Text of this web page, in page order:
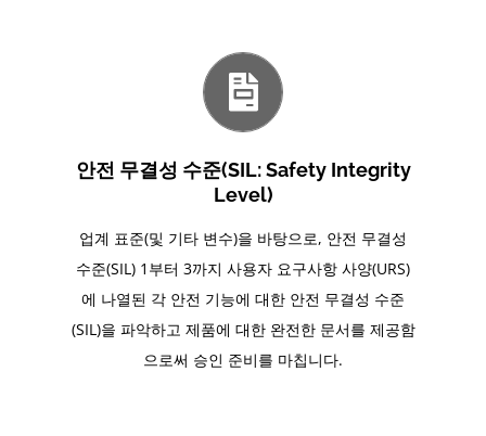
안전 무결성 수준(SIL: Safety Integrity
Level)
업계 표준(및 기타 변수)을 바탕으로, 안전 무결성
수준(SIL) 1부터 3까지 사용자 요구사항 사양(URS)
에 나열된 각 안전 기능에 대한 안전 무결성 수준
(SIL)을 파악하고 제품에 대한 완전한 문서를 제공함
으로써 승인 준비를 마칩니다.